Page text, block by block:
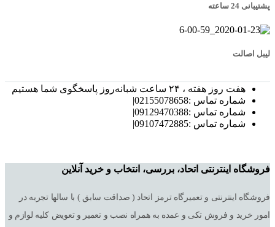
پشتیبانی 24 ساعته
لیبل اصالت
هفت روز هفته ، ۲۴ ساعت شبانه‌روز پاسخگوی شما هستیم
شماره تماس :02155078658|
شماره تماس :09129470388|
شماره تماس :09107472885|
فروشگاه اینترنتی اتحاد، بررسی، انتخاب و خرید آنلاین
فروشگاه اینترنتی و تعمیرگاه ترمز اتحاد ( صداقت سابق ) با سالها تجربه در
امور خرید و فروش تکی و عمده به همراه نصب و تعمیر و تعویض کلیه لوازم و